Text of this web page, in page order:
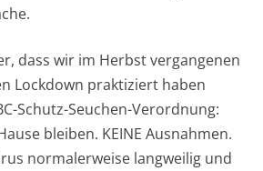
dass wir im Herbst vergangenen
Lockdown praktiziert haben
Schutz-Seuchen-Verordnung:
bleiben. KEINE Ausnahmen.
normalerweise langweilig und